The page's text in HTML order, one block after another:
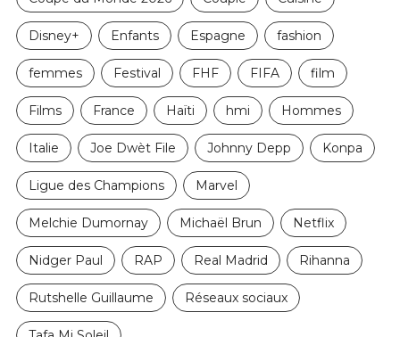
Disney+ Enfants Espagne fashion
femmes Festival FHF FIFA film
Films France Haïti hmi Hommes
Italie Joe Dwèt File Johnny Depp Konpa
Ligue des Champions Marvel
Melchie Dumornay Michaël Brun Netflix
Nidger Paul RAP Real Madrid Rihanna
Rutshelle Guillaume Réseaux sociaux